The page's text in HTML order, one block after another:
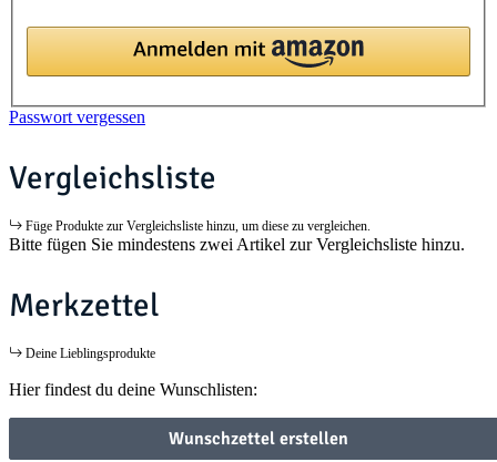
Passwort vergessen
Vergleichsliste
Füge Produkte zur Vergleichsliste hinzu, um diese zu vergleichen.
Bitte fügen Sie mindestens zwei Artikel zur Vergleichsliste hinzu.
Merkzettel
Deine Lieblingsprodukte
Hier findest du deine Wunschlisten:
Wunschzettel erstellen